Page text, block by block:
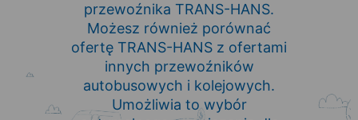
przewoźnika TRANS-HANS.
Możesz również porównać
ofertę TRANS-HANS z ofertami
innych przewoźników
autobusowych i kolejowych.
Umożliwia to wybór